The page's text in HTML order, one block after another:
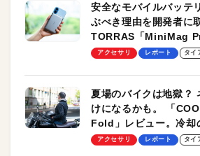
安全なモバイルバッテ
ぶべき理由を開発者に
TORRAS「MiniMag
ーも
アクセサリ レポート タイ
夏場のバイクは地獄？
けになるかも。 「
Fold」レビュー。冷却
却プレート、シンプル
アクセサリ レポート タイ